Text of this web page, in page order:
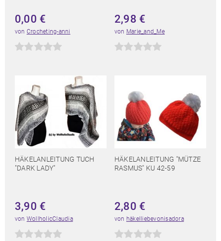
0,00 €
von Crocheting-anni
2,98 €
von Marie_and_Me
HÄKELANLEITUNG TUCH
"DARK LADY"
3,90 €
von WollholicClaudia
HÄKELANLEITUNG "MÜTZE
RASMUS" KU 42-59
2,80 €
von häkelliebevonisadora